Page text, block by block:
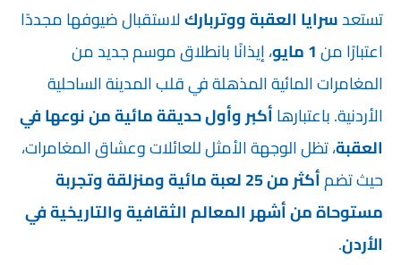
تستعدسرايا العقبة ووترباركلاستقبال ضيوفها مجددًا
اعتبارًا من1 مايو
، إيذانًا بانطلاق موسم جديد من
المغامرات المائية المذهلة في قلب المدينة الساحلية
الأردنية. باعتبارهاأكبر وأول حديقة مائية من نوعها في
العقبة، تظل الوجهة الأمثل للعائلات وعشاق المغامرات،
حيث تضم
أكثر من 25 لعبة مائية ومنزلقة وتجربة
مستوحاة من أشهر المعالم الثقافية والتاريخية في
الأردن.